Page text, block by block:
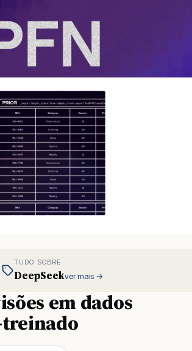
TUDO SOBRE
DeepSeekver mais →
em dados